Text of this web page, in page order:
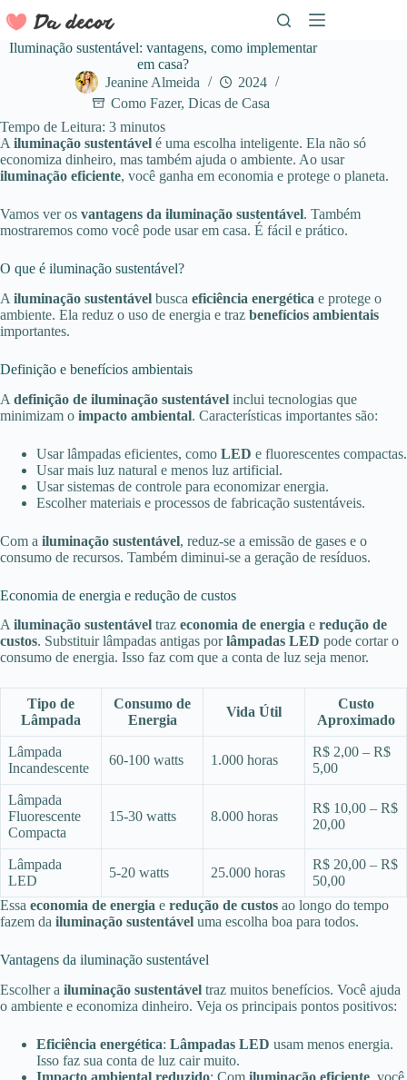
para
conteúdo
Iluminação sustentável: vantagens, como implementar
em casa?
Jeanine Almeida
2024
Como Fazer, Dicas de Casa
Tempo de Leitura: 3 minutos
A iluminação sustentável é uma escolha inteligente. Ela não só
economiza dinheiro, mas também ajuda o ambiente. Ao usar
iluminação eficiente, você ganha em economia e protege o planeta.
Vamos ver os vantagens da iluminação sustentável. Também
mostraremos como você pode usar em casa. É fácil e prático.
O que é iluminação sustentável?
A iluminação sustentável busca eficiência energética e protege o
ambiente. Ela reduz o uso de energia e traz benefícios ambientais
importantes.
Definição e benefícios ambientais
A definição de iluminação sustentável inclui tecnologias que
minimizam o impacto ambiental. Características importantes são:
Usar lâmpadas eficientes, como LED e fluorescentes compactas.
Usar mais luz natural e menos luz artificial.
Usar sistemas de controle para economizar energia.
Escolher materiais e processos de fabricação sustentáveis.
Com a iluminação sustentável, reduz-se a emissão de gases e o
consumo de recursos. Também diminui-se a geração de resíduos.
Economia de energia e redução de custos
A iluminação sustentável traz economia de energia e redução de
custos. Substituir lâmpadas antigas porlâmpadas LED pode cortar o
consumo de energia. Isso faz com que a conta de luz seja menor.
Tipo de
Lâmpada
Consumo de
Energia
Vida Útil
Custo
Aproximado
Lâmpada
Incandescente
60-100 watts 1.000 horas
R$ 2,00 – R$
5,00
Lâmpada
Fluorescente
Compacta
15-30 watts 8.000 horas
R$ 10,00 – R$
20,00
Lâmpada
LED
5-20 watts 25.000 horas
R$ 20,00 – R$
50,00
Essa economia de energia e redução de custos ao longo do tempo
fazem da iluminação sustentável uma escolha boa para todos.
Vantagens da iluminação sustentável
Escolher a iluminação sustentável traz muitos benefícios. Você ajuda
o ambiente e economiza dinheiro. Veja os principais pontos positivos:
Eficiência energética: Lâmpadas LED usam menos energia.
Isso faz sua conta de luz cair muito.